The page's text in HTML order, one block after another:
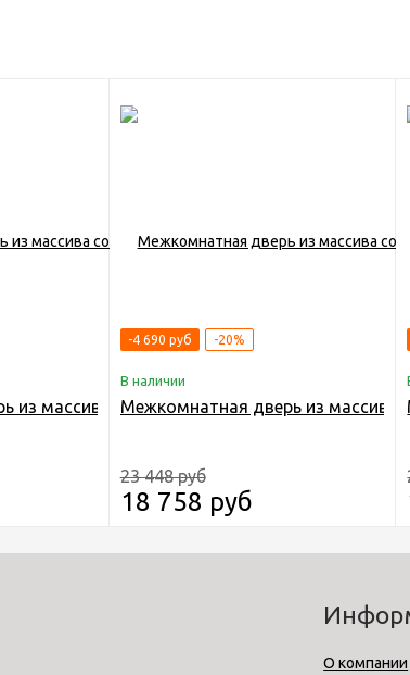
RAL 7044
из массива сосны Граф "Run" 22 ДГ RAL 9003
-4 690 руб -20%
В наличии
Межкомнатная дверь из массива
23 448 руб
18 758 руб
О компании